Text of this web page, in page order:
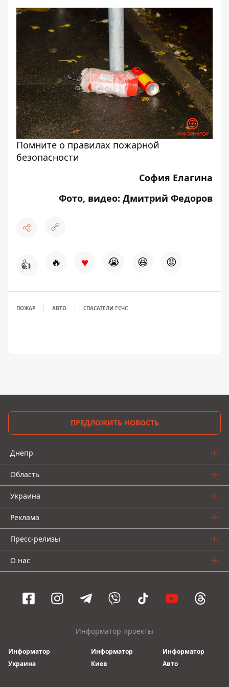
Помните о правилах пожарной
безопасности
София Елагина
Фото, видео: Дмитрий Федоров
👍 🔥 ♥ 😭 😆 😡
ПОЖАР АВТО СПАСАТЕЛИ ГСЧС
ПРЕДЛОЖИТЬ НОВОСТЬ
Днепр
Область
Украина
Реклама
Пресс-релизы
О нас
Информатор проекты
Информатор
Украина
Информатор
Киев
Информатор
Авто